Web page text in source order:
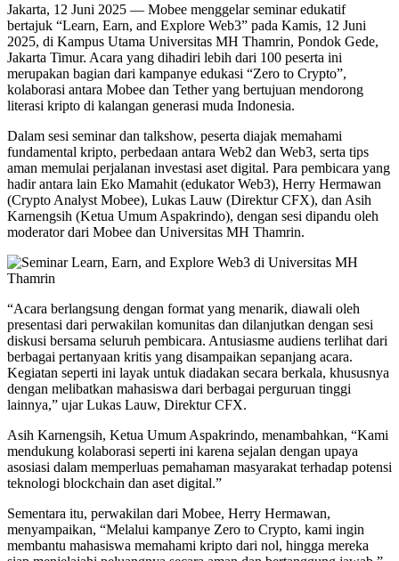
Jakarta, 12 Juni 2025 — Mobee menggelar seminar edukatif
bertajuk “Learn, Earn, and Explore Web3” pada Kamis, 12 Juni
2025, di Kampus Utama Universitas MH Thamrin, Pondok Gede,
Jakarta Timur. Acara yang dihadiri lebih dari 100 peserta ini
merupakan bagian dari kampanye edukasi “Zero to Crypto”,
kolaborasi antara Mobee dan Tether yang bertujuan mendorong
literasi kripto di kalangan generasi muda Indonesia.
Dalam sesi seminar dan talkshow, peserta diajak memahami
fundamental kripto, perbedaan antara Web2 dan Web3, serta tips
aman memulai perjalanan investasi aset digital. Para pembicara yang
hadir antara lain Eko Mamahit (edukator Web3), Herry Hermawan
(Crypto Analyst Mobee), Lukas Lauw (Direktur CFX), dan Asih
Karnengsih (Ketua Umum Aspakrindo), dengan sesi dipandu oleh
moderator dari Mobee dan Universitas MH Thamrin.
“Acara berlangsung dengan format yang menarik, diawali oleh
presentasi dari perwakilan komunitas dan dilanjutkan dengan sesi
diskusi bersama seluruh pembicara. Antusiasme audiens terlihat dari
berbagai pertanyaan kritis yang disampaikan sepanjang acara.
Kegiatan seperti ini layak untuk diadakan secara berkala, khususnya
dengan melibatkan mahasiswa dari berbagai perguruan tinggi
lainnya,” ujar Lukas Lauw, Direktur CFX.
Asih Karnengsih, Ketua Umum Aspakrindo, menambahkan, “Kami
mendukung kolaborasi seperti ini karena sejalan dengan upaya
asosiasi dalam memperluas pemahaman masyarakat terhadap potensi
teknologi blockchain dan aset digital.”
Sementara itu, perwakilan dari Mobee, Herry Hermawan,
menyampaikan, “Melalui kampanye Zero to Crypto, kami ingin
membantu mahasiswa memahami kripto dari nol, hingga mereka